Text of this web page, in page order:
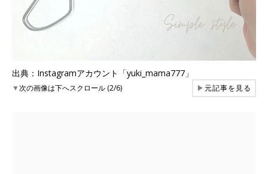
出典：Instagramアカウント「yuki_mama777」
▼次の画像は下へスクロール (2/6) ▶元記事を見る